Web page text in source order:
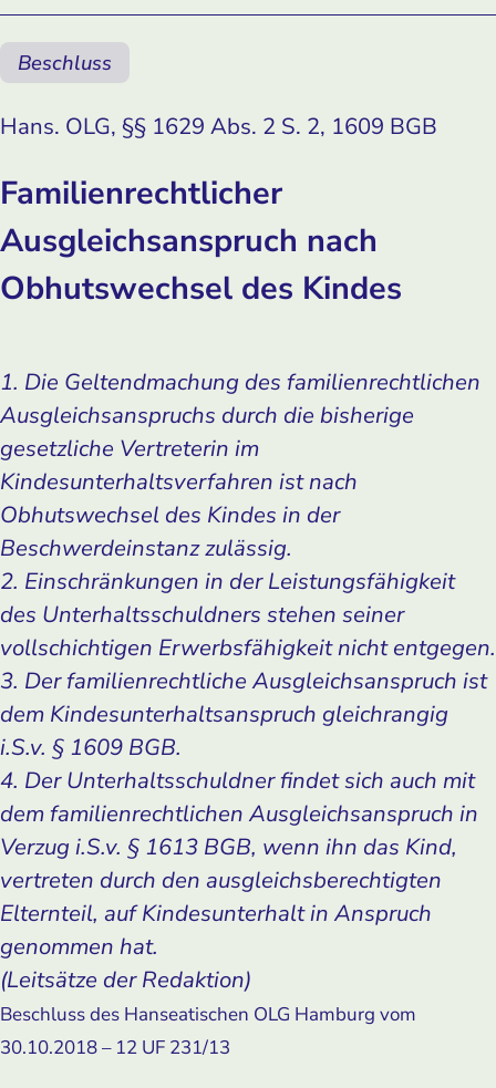
Beschluss
Hans. OLG, §§ 1629 Abs. 2 S. 2, 1609 BGB
Familienrechtlicher
Ausgleichsanspruch nach
Obhutswechsel des Kindes
1. Die Geltendmachung des familienrechtlichen
Ausgleichsanspruchs durch die bisherige
gesetzliche Vertreterin im
Kindesunterhaltsverfahren ist nach
Obhutswechsel des Kindes in der
Beschwerdeinstanz zulässig.
2. Einschränkungen in der Leistungsfähigkeit
des Unterhaltsschuldners stehen seiner
vollschichtigen Erwerbsfähigkeit nicht entgegen.
3. Der familienrechtliche Ausgleichsanspruch ist
dem Kindesunterhaltsanspruch gleichrangig
i.S.v. § 1609 BGB.
4. Der Unterhaltsschuldner findet sich auch mit
dem familienrechtlichen Ausgleichsanspruch in
Verzug i.S.v. § 1613 BGB, wenn ihn das Kind,
vertreten durch den ausgleichsberechtigten
Elternteil, auf Kindesunterhalt in Anspruch
genommen hat.
(Leitsätze der Redaktion)
Beschluss des Hanseatischen OLG Hamburg vom
30.10.2018 – 12 UF 231/13